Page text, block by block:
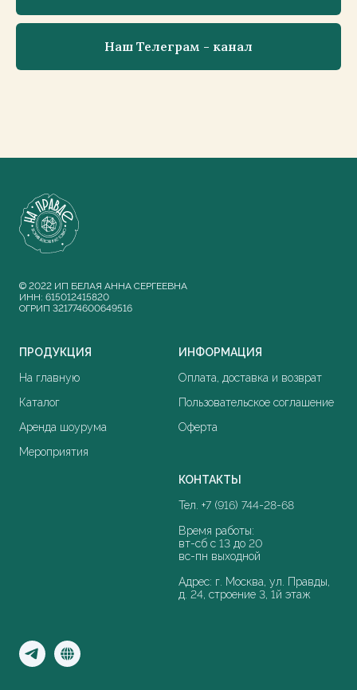
Наш Телеграм - канал
© 2022 ИП БЕЛАЯ АННА СЕРГЕЕВНА
ИНН: 615012415820
ОГРИП 321774600649516
ПРОДУКЦИЯ
На главную
Каталог
Аренда шоурума
Мероприятия
ИНФОРМАЦИЯ
Оплата, доставка и возврат
Пользовательское соглашение
Оферта
КОНТАКТЫ
Тел. +7 (916) 744-28-68
Время работы:
вт-сб с 13 до 20
вс-пн выходной
Адрес: г. Москва, ул. Правды,
д. 24, строение 3, 1й этаж